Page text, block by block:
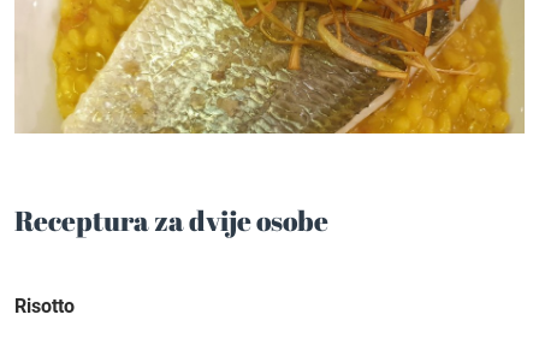
Receptura za dvije osobe
Risotto